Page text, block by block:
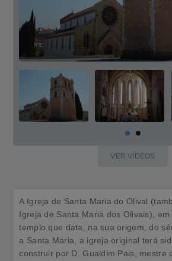
VER VÍDEOS
A Igreja de Santa Maria do Olival
Igreja de Santa Maria dos Olivais), em
templo que data, na sua origem, do
a Santa Maria, a igreja original terá
construir por D. Gualdim Pais, mestre